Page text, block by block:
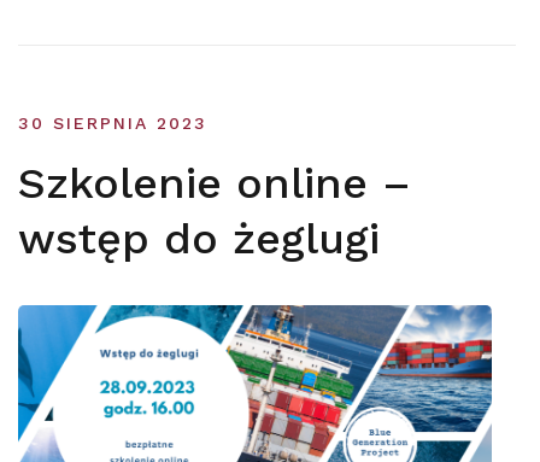
30 SIERPNIA 2023
Szkolenie online –
wstęp do żeglugi